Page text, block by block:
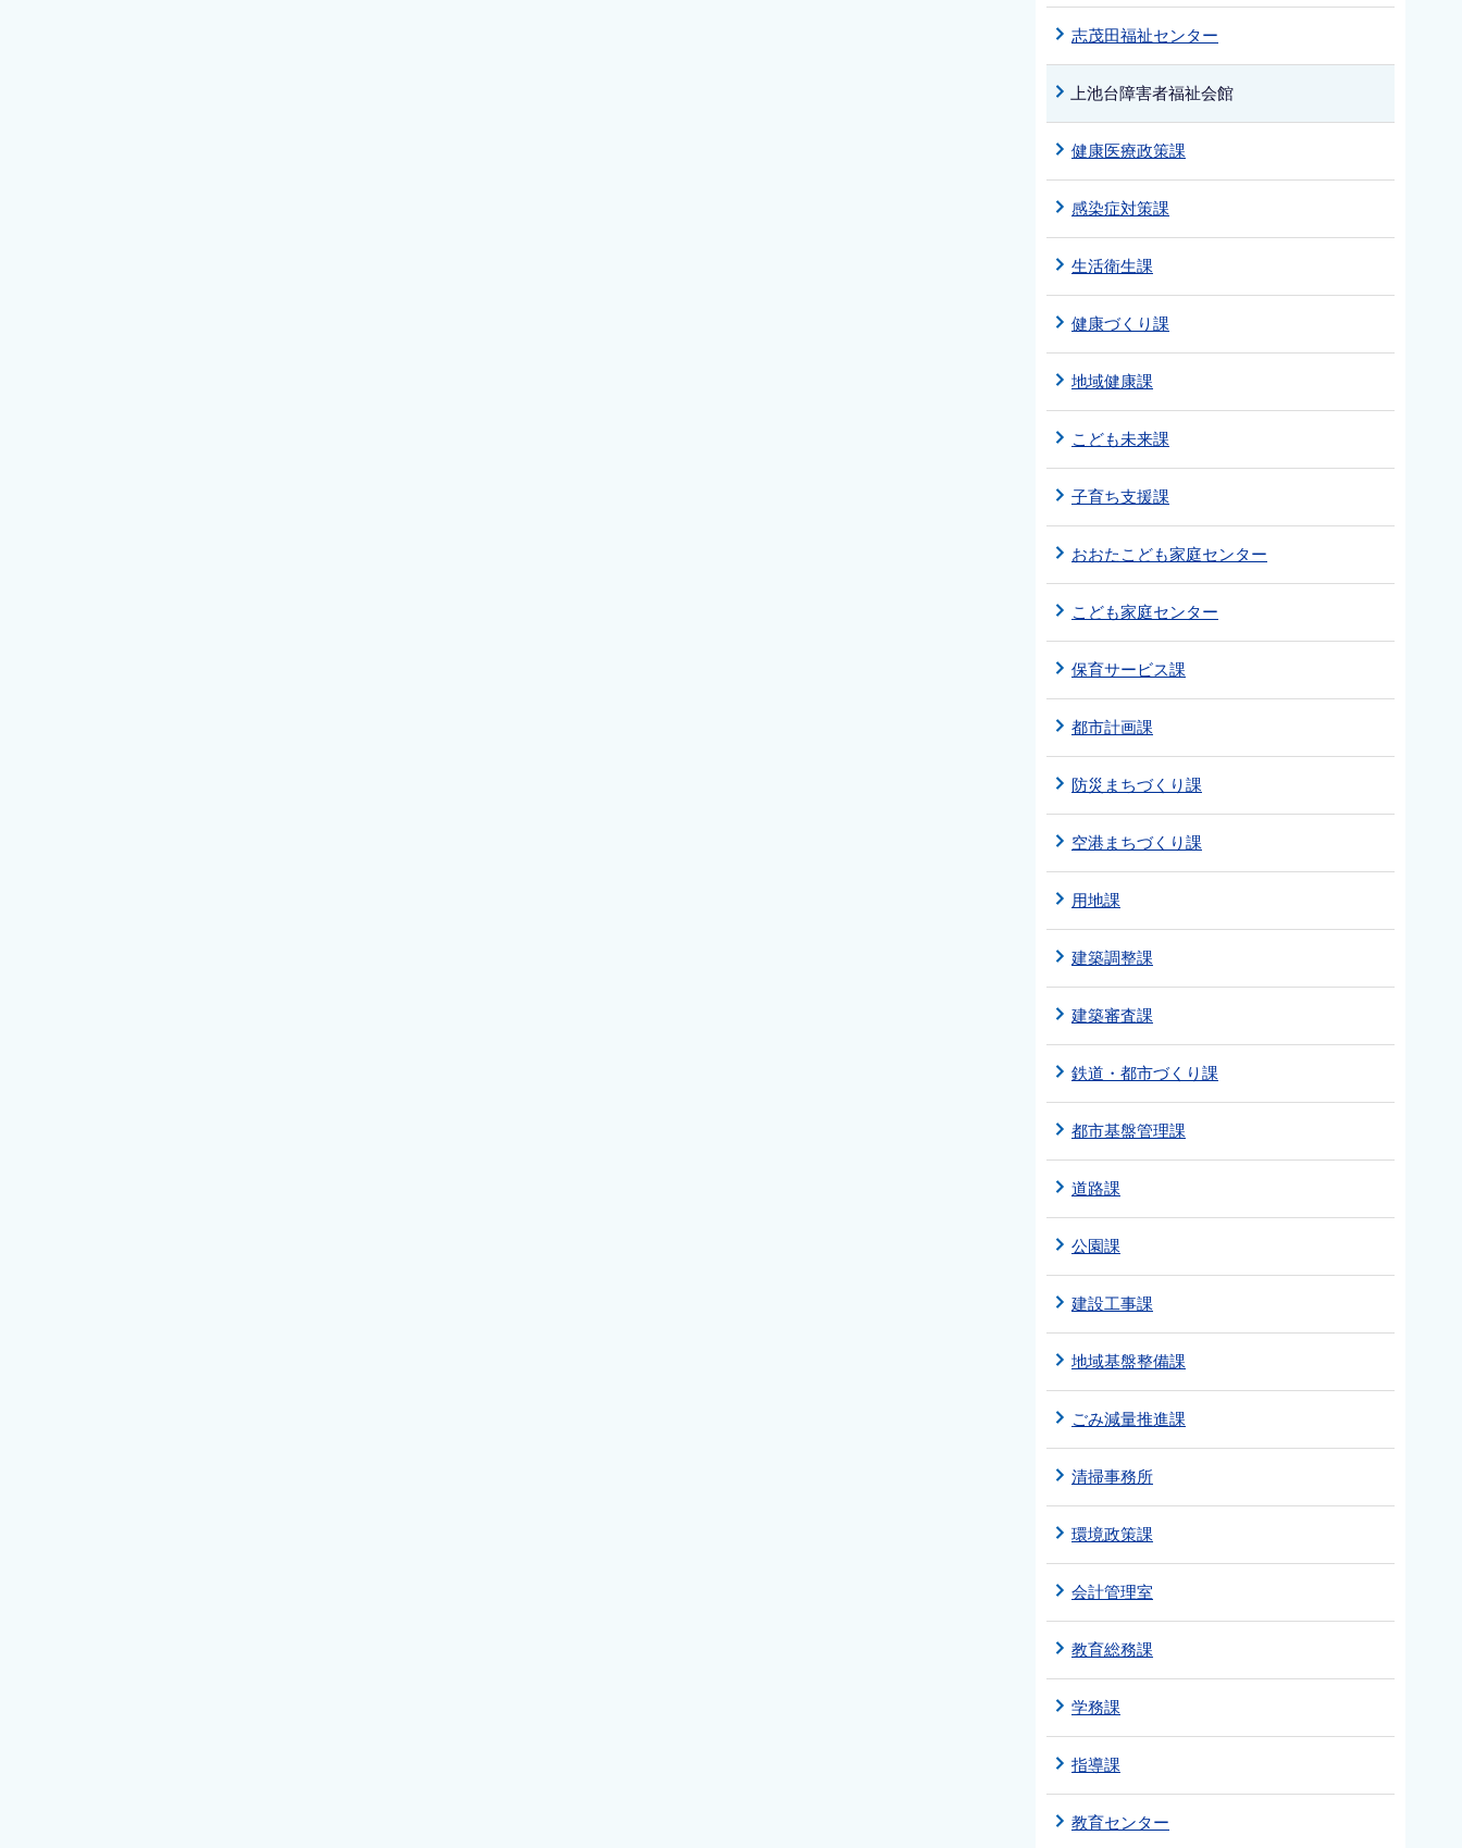
志茂田福祉センター
上池台障害者福祉会館
健康医療政策課
感染症対策課
生活衛生課
健康づくり課
地域健康課
こども未来課
子育ち支援課
おおたこども家庭センター
こども家庭センター
保育サービス課
都市計画課
防災まちづくり課
空港まちづくり課
用地課
建築調整課
建築審査課
鉄道・都市づくり課
都市基盤管理課
道路課
公園課
建設工事課
地域基盤整備課
ごみ減量推進課
清掃事務所
環境政策課
会計管理室
教育総務課
学務課
指導課
教育センター